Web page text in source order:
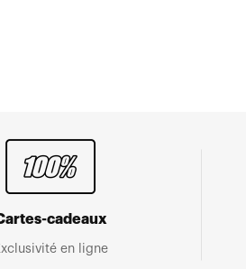
cadeaux
en ligne